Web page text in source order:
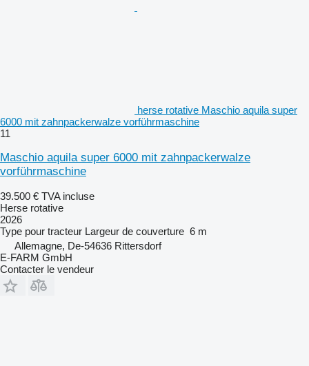
herse rotative Maschio aquila super
6000 mit zahnpackerwalze vorführmaschine
11
Maschio aquila super 6000 mit zahnpackerwalze
vorführmaschine
39.500 € TVA incluse
Herse rotative
2026
Type pour tracteur Largeur de couverture 6 m
Allemagne, De-54636 Rittersdorf
E-FARM GmbH
Contacter le vendeur